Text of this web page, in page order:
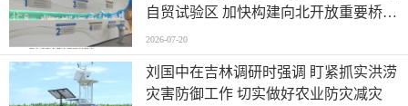
自贸试验区 加快构建向北开放重要桥头
堡
2026-07-20
刘国中在吉林调研时强调 盯紧抓实洪涝
灾害防御工作 切实做好农业防灾减灾